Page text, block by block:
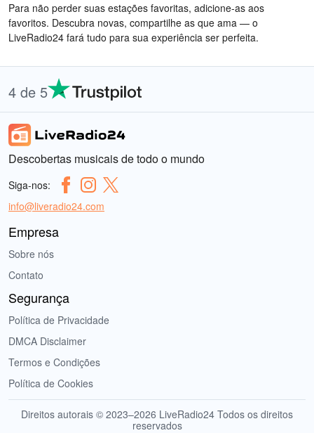
Para não perder suas estações favoritas, adicione-as aos
favoritos. Descubra novas, compartilhe as que ama — o
LiveRadio24 fará tudo para sua experiência ser perfeita.
4 de 5
Descobertas musicais de todo o mundo
Siga-nos:
info@liveradio24.com
Empresa
Sobre nós
Contato
Segurança
Política de Privacidade
DMCA Disclaimer
Termos e Condições
Política de Cookies
Direitos autorais © 2023–2026 LiveRadio24 Todos os direitos
reservados